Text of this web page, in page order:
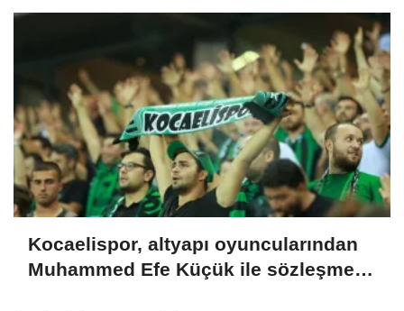
Kocaelispor, altyapı oyuncularından
Muhammed Efe Küçük ile sözleşme